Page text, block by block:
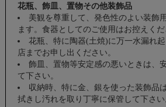
花瓶、飾皿、置物その他装飾品
美観を尊重して、発色性のよい装飾
ます。食器としてのご使用はお控えくだ
花瓶、特に陶器(土焼)に万一水漏れ
店までお申し出ください。
飾皿、置物等安定感の悪いときは、
て下さい。
収納時、特に金、銀を使った装飾品
拭きし汚れを取り丁寧に保管して下さい